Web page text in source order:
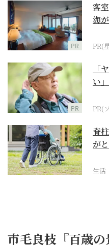
PR
客
海
PR(
PR
「
い
PR(
脊
が
生活
市毛良枝『百歳